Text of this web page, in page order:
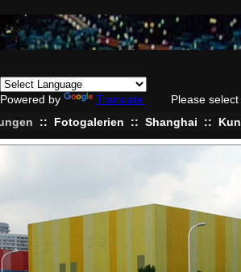
Powered by Translate Please
:: Fotogalerien :: Shanghai ::